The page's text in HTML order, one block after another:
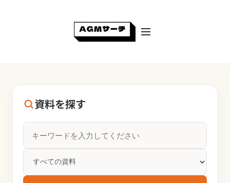
資料を探す